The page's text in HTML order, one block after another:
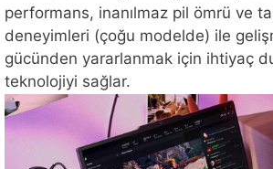
performans, inanılmaz pil ömrü ve
deneyimleri (çoğu modelde) ile
gücünden yararlanmak için ihtiyaç
teknolojiyi sağlar.